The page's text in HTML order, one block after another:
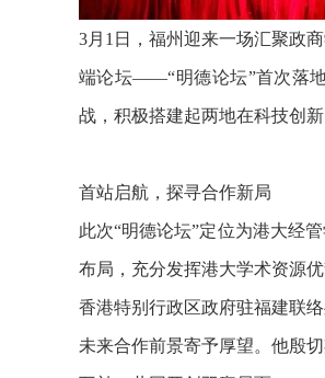
3月1日，福州迎来一场汇聚政
端论坛——“明德论坛”首次落
战，积极搭建起两地在科技创
首站启航，探寻合作新局
此次“明德论坛”定位为港大经
布局，充分发挥港大学术资源
香港特别行政区政府驻福建联
未来合作前景寄予厚望。他殷